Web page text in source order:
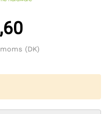
(DK)